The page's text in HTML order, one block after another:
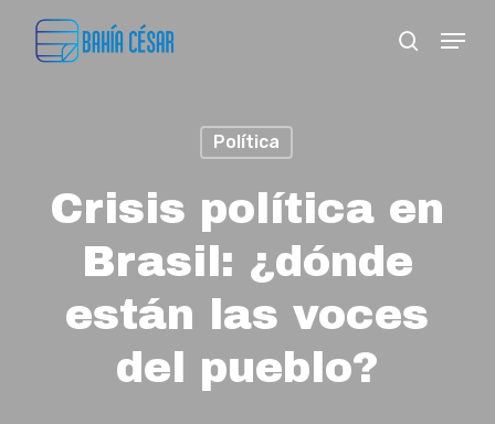
search
Menu
Política
Crisis política en
Brasil: ¿dónde
están las voces
del pueblo?